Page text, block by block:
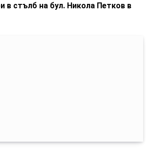
в стълб на бул. Никола Петков в